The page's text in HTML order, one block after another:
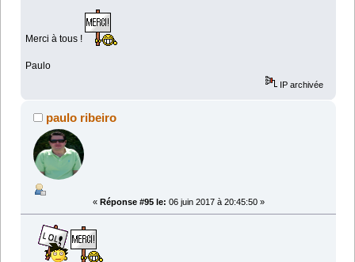
Merci à tous !
Paulo
IP archivée
paulo ribeiro
« Réponse #95 le: 06 juin 2017 à 20:45:50 »